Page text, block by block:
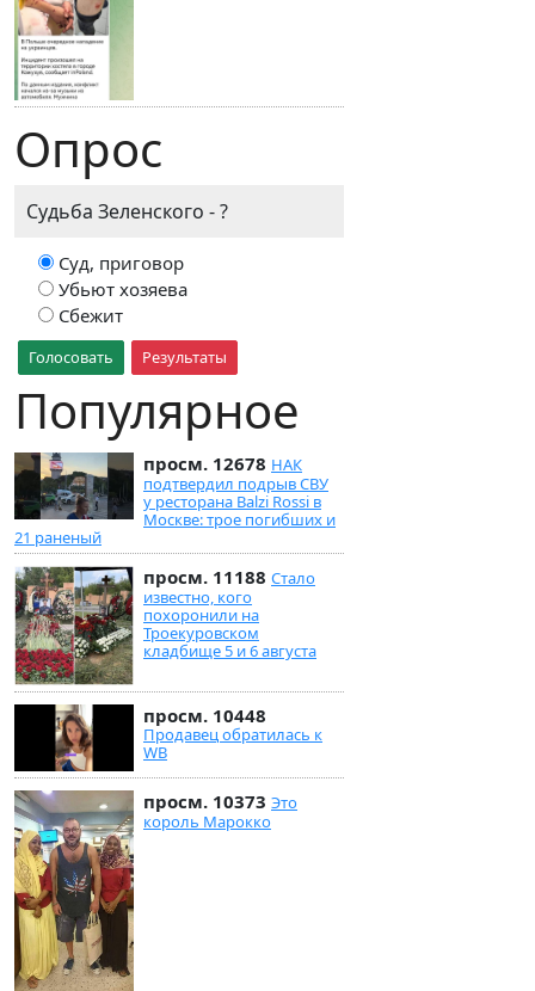
Опрос
Судьба Зеленского - ?
Суд, приговор
Убьют хозяева
Сбежит
Голосовать Результаты
Популярное
просм. 12678 НАК
подтвердил подрыв СВУ
у ресторана Balzi Rossi в
Москве: трое погибших и
21 раненый
просм. 11188 Стало
известно, кого
похоронили на
Троекуровском
кладбище 5 и 6 августа
просм. 10448
Продавец обратилась к
WB
просм. 10373 Это
король Марокко